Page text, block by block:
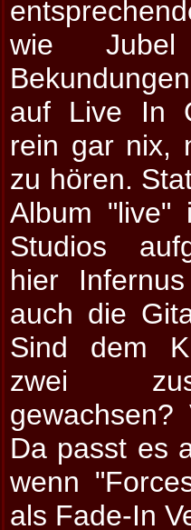
wie
auf Live In
rein gar nix,
zu hören.
Album "live"
Studios
hier
auch die
Sind dem
zwei
Da passt es
wenn
als Fade-In